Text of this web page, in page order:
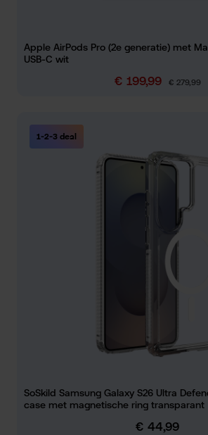
Apple AirPods Pro (2e generatie) met
USB-C wit
Verkoopprijs:
€ 199,99 Normale
€ 279,99
1-2-3 deal
SoSkild Samsung Galaxy S26 Ultra
case met magnetische ring transparant
Normale prijs:
€ 44,99